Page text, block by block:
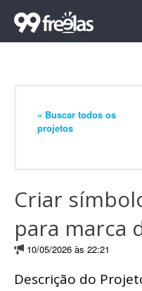
« Buscar todos os
projetos
Criar
para marca
10/05/2026 às 22:21
Descrição do